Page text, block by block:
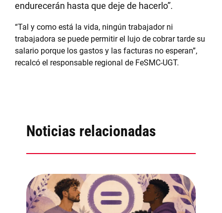
endurecerán hasta que deje de hacerlo”.
“Tal y como está la vida, ningún trabajador ni
trabajadora se puede permitir el lujo de cobrar tarde su
salario porque los gastos y las facturas no esperan”,
recalcó el responsable regional de FeSMC-UGT.
Noticias relacionadas